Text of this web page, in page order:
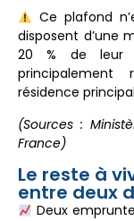
Ce plafond
disposent d’une
20 % de leur
résidence
(Sources :
France)
Le reste à
entre deux
Deux